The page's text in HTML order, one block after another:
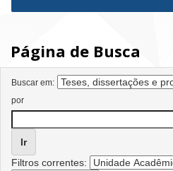
Página de Busca
Buscar em:
por
Filtros correntes: